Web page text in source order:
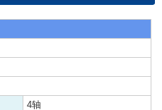
4轴